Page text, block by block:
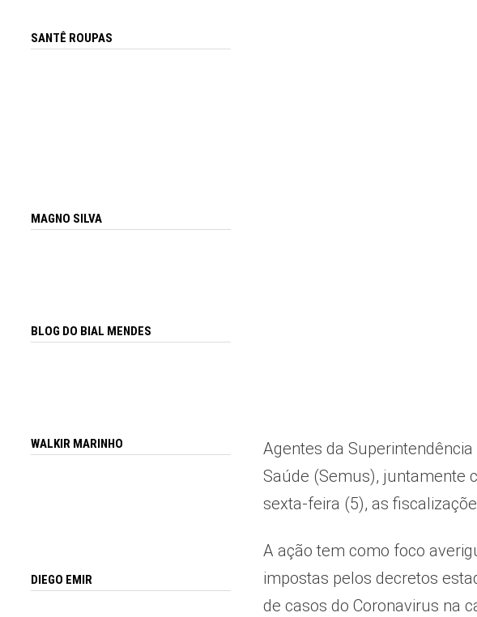
Agentes da
Saúde (Semus), juntamente
sexta-feira (5), as
A ação tem como foco
impostas pelos decretos
de casos do Coronavirus na
SANTÊ ROUPAS
MAGNO SILVA
BLOG DO BIAL MENDES
WALKIR MARINHO
DIEGO EMIR